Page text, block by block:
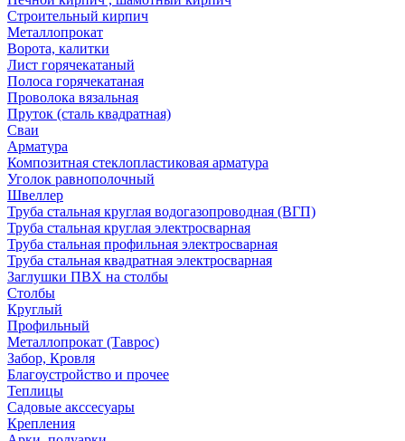
Строительный кирпич
Металлопрокат
Ворота, калитки
Лист горячекатаный
Полоса горячекатаная
Проволока вязальная
Пруток (сталь квадратная)
Сваи
Арматура
Композитная стеклопластиковая арматура
Уголок равнополочный
Швеллер
Труба стальная круглая водогазопроводная (ВГП)
Труба стальная круглая электросварная
Труба стальная профильная электросварная
Труба стальная квадратная электросварная
Заглушки ПВХ на столбы
Столбы
Круглый
Профильный
Металлопрокат (Таврос)
Забор, Кровля
Благоустройство и прочее
Теплицы
Садовые акссесуары
Крепления